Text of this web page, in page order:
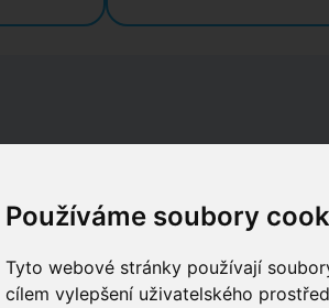
Používáme soubory
Tyto webové stránky používají
cílem vylepšení uživatelského